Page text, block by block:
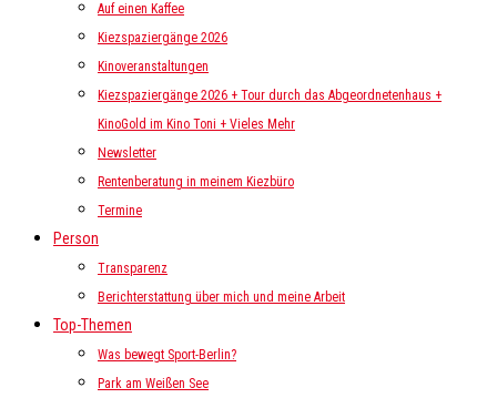
Auf einen Kaffee
Kiezspaziergänge 2026
Kinoveranstaltungen
Kiezspaziergänge 2026 + Tour durch das Abgeordnetenhaus +
KinoGold im Kino Toni + Vieles Mehr
Newsletter
Rentenberatung in meinem Kiezbüro
Termine
Person
Transparenz
Berichterstattung über mich und meine Arbeit
Top-Themen
Was bewegt Sport-Berlin?
Park am Weißen See